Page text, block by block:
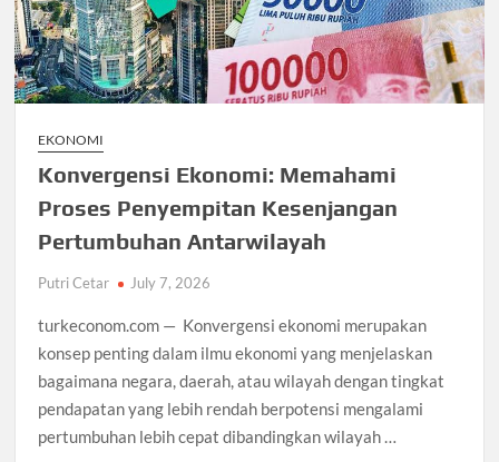
EKONOMI
Konvergensi Ekonomi: Memahami
Proses Penyempitan Kesenjangan
Pertumbuhan Antarwilayah
Putri Cetar July 7, 2026
turkeconom.com — Konvergensi ekonomi merupakan
konsep penting dalam ilmu ekonomi yang menjelaskan
bagaimana negara, daerah, atau wilayah dengan tingkat
pendapatan yang lebih rendah berpotensi mengalami
pertumbuhan lebih cepat dibandingkan wilayah …